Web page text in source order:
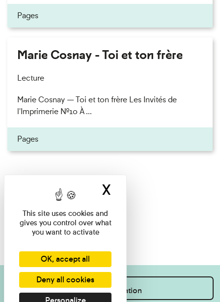
Pages
Marie Cosnay - Toi et ton frère
Lecture
Marie Cosnay — Toi et ton frère Les Invités de
l'Imprimerie n°10 À ...
Pages
I want information
This site uses cookies and
gives you control over what
you want to activate
OK, accept all
Deny all cookies
X